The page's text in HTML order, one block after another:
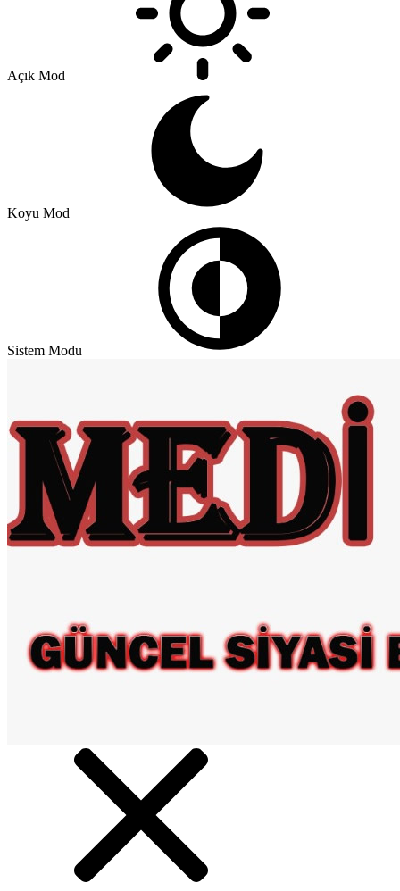
Açık Mod
Koyu Mod
Sistem Modu